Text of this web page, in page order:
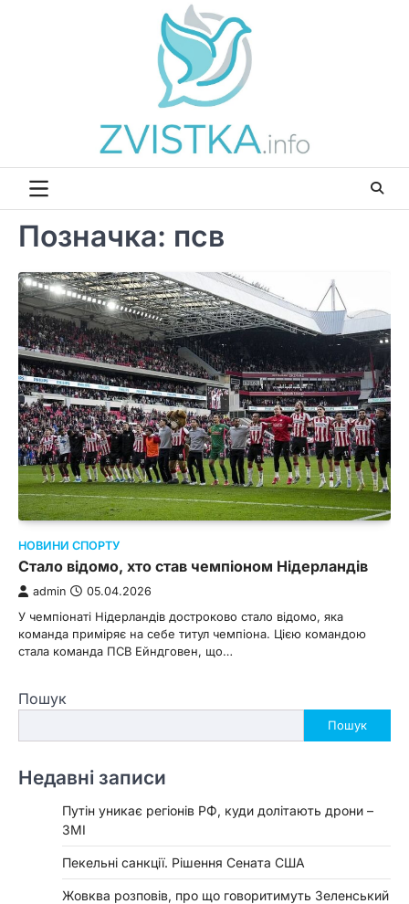
Позначка: псв
НОВИНИ СПОРТУ
Стало відомо, хто став чемпіоном Нідерландів
admin 05.04.2026
У чемпіонаті Нідерландів достроково стало відомо, яка
команда приміряє на себе титул чемпіона. Цією командою
стала команда ПСВ Ейндговен, що…
Пошук
Пошук
Недавні записи
Путін уникає регіонів РФ, куди долітають дрони –
ЗМІ
Пекельні санкції. Рішення Сената США
Жовква розповів, про що говоритимуть Зеленський